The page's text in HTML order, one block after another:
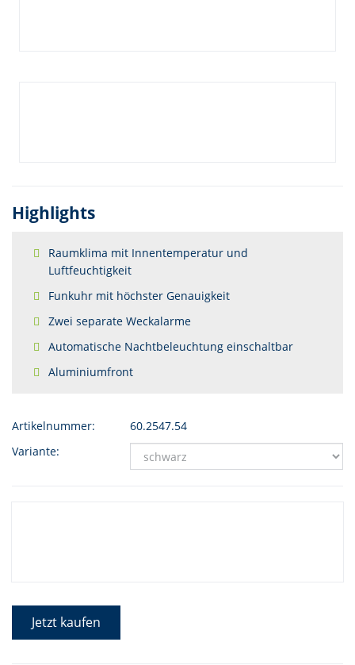
Highlights
Raumklima mit Innentemperatur und
Luftfeuchtigkeit
Funkuhr mit höchster Genauigkeit
Zwei separate Weckalarme
Automatische Nachtbeleuchtung einschaltbar
Aluminiumfront
Artikelnummer:
60.2547.54
Variante:
Jetzt kaufen